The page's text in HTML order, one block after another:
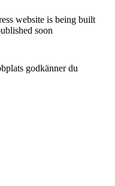
website is being built
soon
godkänner du